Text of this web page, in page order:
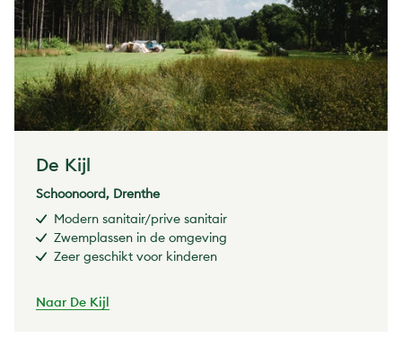
De Kijl
Schoonoord, Drenthe
Modern sanitair/prive sanitair
Zwemplassen in de omgeving
Zeer geschikt voor kinderen
Naar De Kijl